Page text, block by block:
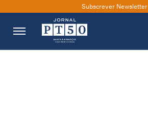
Subscrever Newsletter